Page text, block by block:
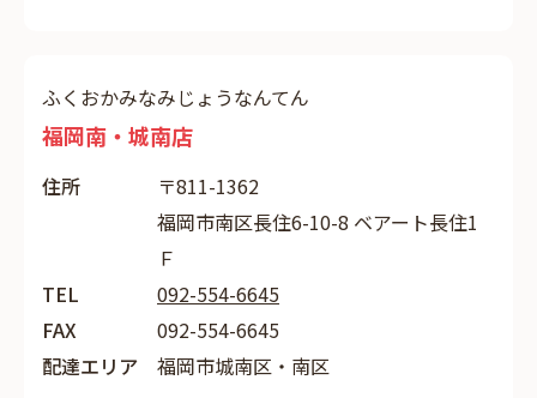
ふくおかみなみじょうなんてん
福岡南・城南店
住所
〒811-1362
福岡市南区長住6-10-8 ベアート長住1
Ｆ
TEL
092-554-6645
FAX
092-554-6645
配達エリア
福岡市城南区・南区